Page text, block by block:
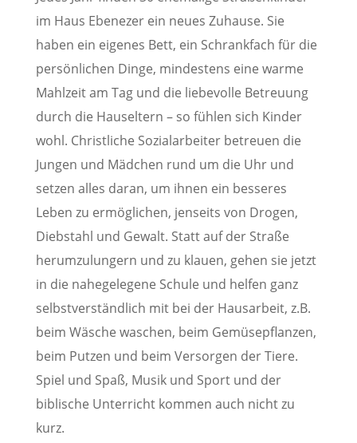
im Haus Ebenezer ein neues Zuhause. Sie
haben ein eigenes Bett, ein Schrankfach für die
persönlichen Dinge, mindestens eine warme
Mahlzeit am Tag und die liebevolle Betreuung
durch die Hauseltern – so fühlen sich Kinder
wohl. Christliche Sozialarbeiter betreuen die
Jungen und Mädchen rund um die Uhr und
setzen alles daran, um ihnen ein besseres
Leben zu ermöglichen, jenseits von Drogen,
Diebstahl und Gewalt. Statt auf der Straße
herumzulungern und zu klauen, gehen sie jetzt
in die nahegelegene Schule und helfen ganz
selbstverständlich mit bei der Hausarbeit, z.B.
beim Wäsche waschen, beim Gemüsepflanzen,
beim Putzen und beim Versorgen der Tiere.
Spiel und Spaß, Musik und Sport und der
biblische Unterricht kommen auch nicht zu
kurz.